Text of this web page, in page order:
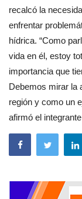
recalcó la
enfrentar
hídrica. “Como
vida en él, estoy
importancia que
Debemos mirar la
región y como un
afirmó el